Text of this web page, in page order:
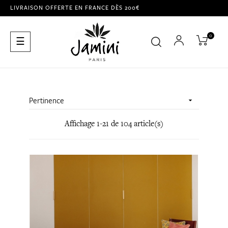
LIVRAISON OFFERTE EN FRANCE DÈS 200€
Basculer
la
☰ 0
Pertinence 
Affichage 1-21 de 104 article(s)